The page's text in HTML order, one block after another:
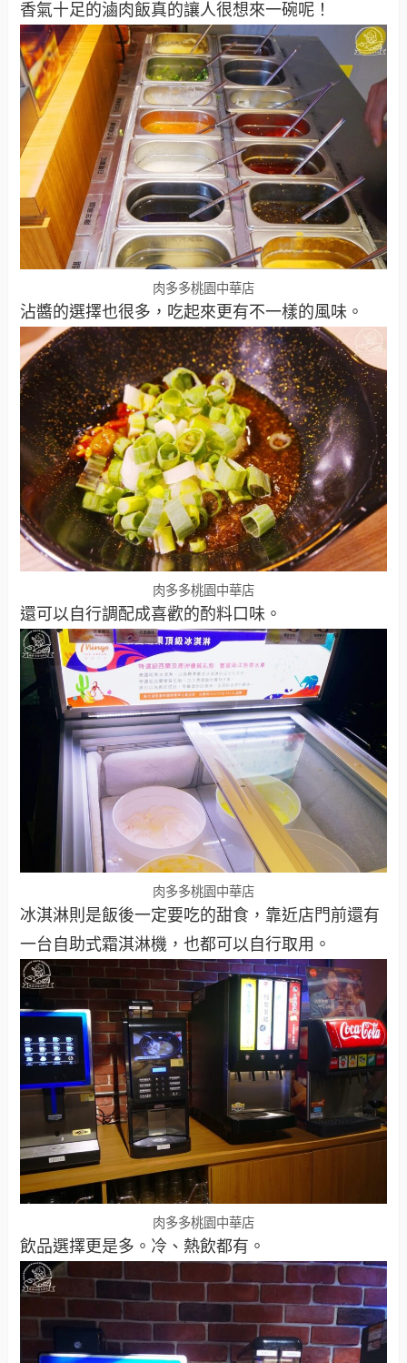
香氣十足的滷肉飯真的讓人很想來一碗呢！
肉多多桃園中華店
沾醬的選擇也很多，吃起來更有不一樣的風味。
肉多多桃園中華店
還可以自行調配成喜歡的酌料口味。
肉多多桃園中華店
冰淇淋則是飯後一定要吃的甜食，靠近店門前還有
一台自助式霜淇淋機，也都可以自行取用。
肉多多桃園中華店
飲品選擇更是多。冷、熱飲都有。